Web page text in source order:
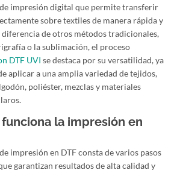
impresión digital que permite transferir
sobre textiles de manera rápida y
diferencia de otros métodos tradicionales,
o la sublimación, el proceso
DTF UVI se destaca por su versatilidad, ya
aplicar a una amplia variedad de tejidos,
poliéster, mezclas y materiales
la impresión en
impresión en DTF consta de varios pasos
garantizan resultados de alta calidad y